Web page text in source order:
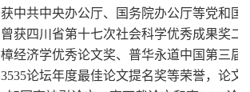
中共中央办公厅、国务院办公厅等党和国
获四川省第十七次社会科学优秀成果奖二
经济学优秀论文奖、普华永道中国第三届
论坛年度最佳论文提名奖等荣誉，论文